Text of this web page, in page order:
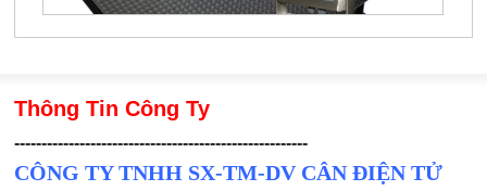
Thông Tin Công Ty
------------------------------------------------------
CÔNG TY TNHH SX-TM-DV CÂN ĐIỆN TỬ